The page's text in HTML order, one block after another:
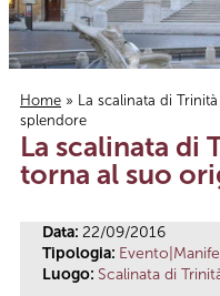
Tu sei qui
Home » La scalinata di
splendore
La scalinata di
torna al suo
Data: 22/09/2016
Tipologia:
Luogo: Scalinata di